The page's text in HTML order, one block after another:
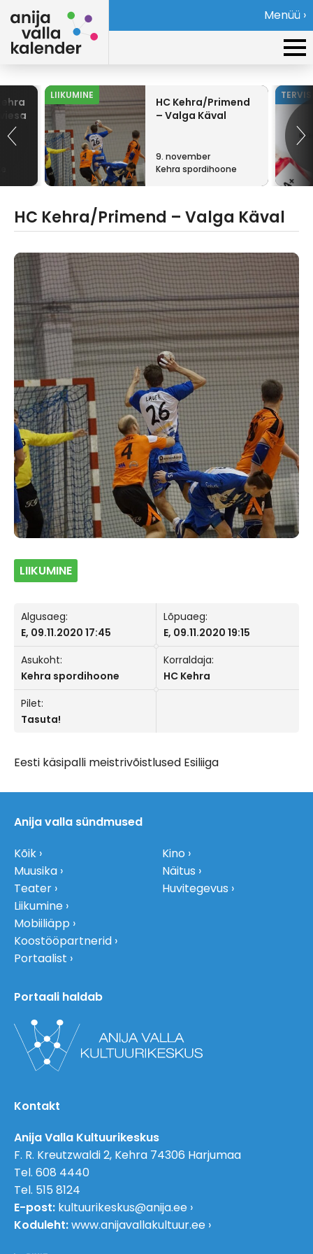
Menüü ›
LIIKUMINE
HC Kehra/Primend
– Valga Käval
9. november
Kehra spordihoone
HC Kehra/Primend – Valga Käval
LIIKUMINE
Algusaeg:
E, 09.11.2020 17:45
Lõpuaeg:
E, 09.11.2020 19:15
Asukoht:
Kehra spordihoone
Korraldaja:
HC Kehra
Pilet:
Tasuta!
Eesti käsipalli meistrivõistlused Esiliiga
Anija valla sündmused
Kõik
Muusika
Teater
Liikumine
Kino
Näitus
Huvitegevus
Mobiiliäpp
Koostööpartnerid
Portaalist
Portaali haldab
Kontakt
Anija Valla Kultuurikeskus
F. R. Kreutzwaldi 2, Kehra 74306 Harjumaa
Tel. 608 4440
Tel. 515 8124
E-post: kultuurikeskus@anija.ee
Koduleht:www.anijavallakultuur.ee